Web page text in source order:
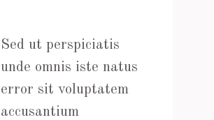
Sed ut perspiciatis
unde omnis iste natus
error sit voluptatem
accusantium